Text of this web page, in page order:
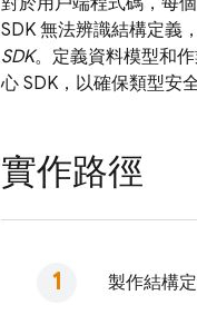
SDK 無法辨識結構定義
SDK。定義資料模型和
心 SDK，以確保類型安
實作路徑
製作結構